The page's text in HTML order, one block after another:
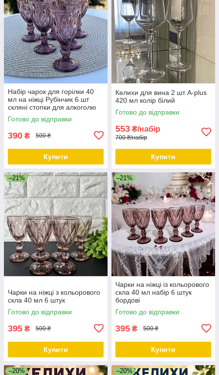
Набір чарок для горілки 40
мл на ніжці Рубінчик 6 шт
скляні стопки для алкоголю
Готово до відправки
390 ₴ 500 ₴
Купити
Келихи для вина 2 шт A-plus
420 мл колір білий
Готово до відправки
553 ₴/набір
700 ₴/набір
Купити
–21%
Чарки на ніжці з кольорового
скла 40 мл 6 штук
Готово до відправки
395 ₴ 500 ₴
Купити
–21%
Чарки на ніжці із кольорового
скла 40 мл набір 6 штук
бордові
Готово до відправки
395 ₴ 500 ₴
Купити
–20% –20%